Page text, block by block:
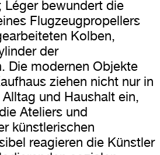
Léger bewundert die
Flugzeugpropellers
Kolben,
der
Die modernen Objekte
ziehen nicht nur in
und Haushalt ein,
Ateliers und
künstlerischen
reagieren die Künstler